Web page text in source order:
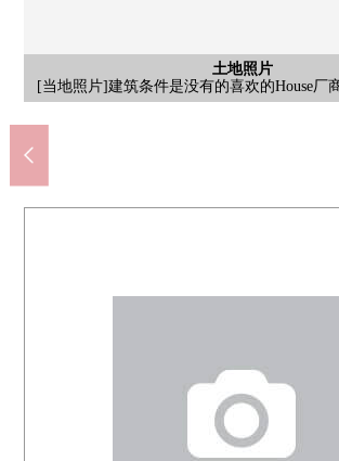
土地照片
[当地照片]建筑条件是没有的喜欢的House厂
含有前面道路的外观
[含有前面道路的当地照片]土地面积221.43平米
地
含有前面道路的外观
[含有前面道路的当地照片]东南一侧前面道路幅
度约9.4m
含有前面道路的外观
[含有前面道路的当地照片]东南一侧前面道路幅
度约9.4m
含有前面道路的外观
[含有前面道路的当地照片]请到"三井Rehouse日
房源的详细、需讨论。
含有前面道路的外观
[含有前面道路的当地照片]请到"三井Rehouse日
房源的详细、需讨论。
土地照片
[当地照片]请到"三井Rehouse日进Center"随便
讨论。
土地照片
[当地照片]请到"三井Rehouse日进Center"随便
讨论。
土地照片
[当地照片]请到"三井Rehouse日进Center"随便
讨论。
土地照片
[当地照片]请到"三井Rehouse日进Center"随便
讨论。
含有前面道路的外观
[含有前面道路的当地照片]请到"三井Rehouse日
房源的详细、需讨论。
含有前面道路的外观
[含有前面道路的当地照片]请到"三井Rehouse日
房源的详细、需讨论。
含有前面道路的外观
[含有前面道路的当地照片]请到"三井Rehouse日
房源的详细、需讨论。
PARE东乡(约650m)
doragguyutaka东乡商店(约
东乡天鹅邮局(约750m)
东乡町立诸车轮中学(约
La La Port爱知东乡商店(约